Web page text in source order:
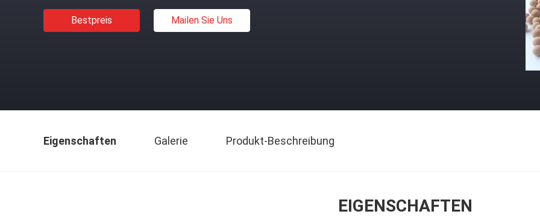
Bestpreis Mailen Sie Uns
Eigenschaften Galerie Produkt-Beschreibung
EIGENSCHAFTEN